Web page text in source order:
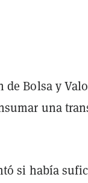
de Bolsa y
una
si había